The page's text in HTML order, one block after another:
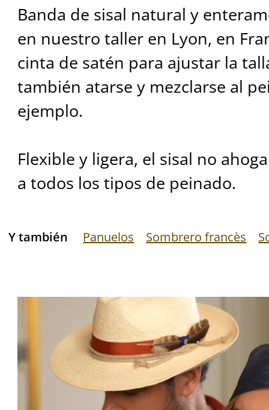
Banda de sisal natural y
en nuestro taller en Lyon, en
cinta de satén para ajustar la
también atarse y mezclarse al
ejemplo.
Flexible y ligera, el sisal no
a todos los tipos de peinado.
Y también Panuelos Sombrero francès